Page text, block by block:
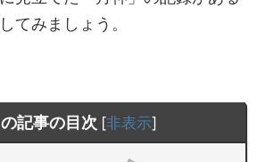
てみましょう。
記事の目次 [非表示]